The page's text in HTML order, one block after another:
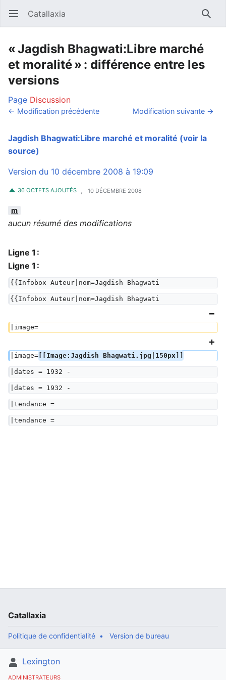
Ouvrir le menu principal Catallaxia
« Jagdish Bhagwati:Libre marché
et moralité » : différence entre les
versions
Page Discussion
← Modification précédente Modification suivante →
Jagdish Bhagwati:Libre marché et moralité (voir la
source)
Version du 10 décembre 2008 à 19:09
36 OCTETS AJOUTÉS , 10 DÉCEMBRE 2008
m
aucun résumé des modifications
Ligne 1 :
Ligne 1 :
{{Infobox Auteur|nom=Jagdish Bhagwati
{{Infobox Auteur|nom=Jagdish Bhagwati
|image=
|image= [[Image:Jagdish Bhagwati.jpg|150px]]
|dates = 1932 -
|dates = 1932 -
|tendance =
|tendance =
Lexington
ADMINISTRATEURS
Catallaxia
Politique de confidentialité Version de bureau